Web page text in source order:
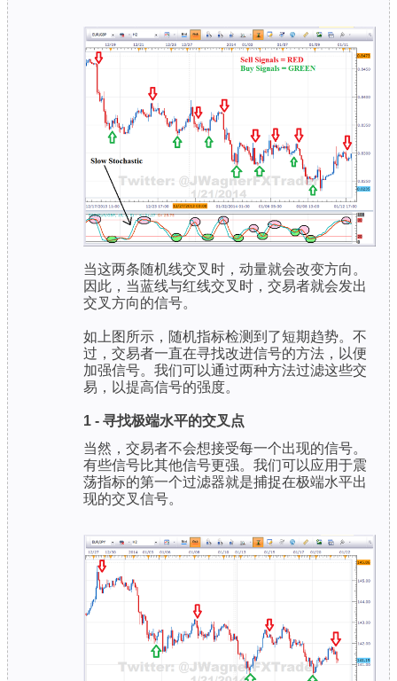
当这两条随机线交叉时，动量就会改变方向。
因此，当蓝线与红线交叉时，交易者就会发出
交叉方向的信号。
如上图所示，随机指标检测到了短期趋势。不
过，交易者一直在寻找改进信号的方法，以便
加强信号。我们可以通过两种方法过滤这些交
易，以提高信号的强度。
1 - 寻找极端水平的交叉点
当然，交易者不会想接受每一个出现的信号。
有些信号比其他信号更强。我们可以应用于震
荡指标的第一个过滤器就是捕捉在极端水平出
现的交叉信号。